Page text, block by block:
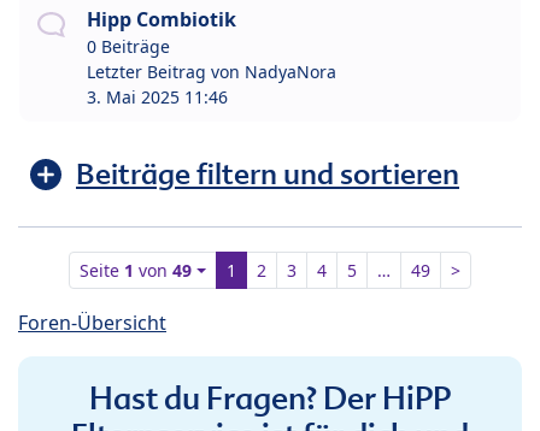
Hipp Combiotik
0 Beiträge
Letzter Beitrag von NadyaNora
3. Mai 2025 11:46
Beiträge filtern und sortieren
Seite 1 von49 1 2 3 4 5 … 49 >
Foren-Übersicht
Hast du Fragen? Der HiPP